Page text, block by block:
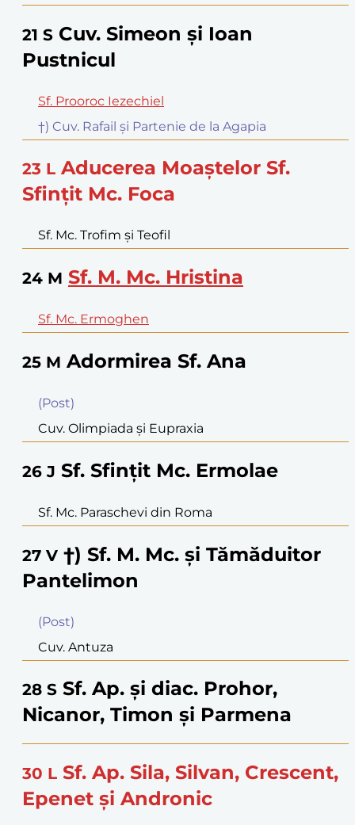
21 S Cuv. Simeon şi Ioan
Pustnicul
Sf. Prooroc Iezechiel
†) Cuv. Rafail şi Partenie de la Agapia
23 L Aducerea Moaştelor Sf.
Sfinţit Mc. Foca
Sf. Mc. Trofim şi Teofil
24 M Sf. M. Mc. Hristina
Sf. Mc. Ermoghen
25 M Adormirea Sf. Ana
(Post)
Cuv. Olimpiada şi Eupraxia
26 J Sf. Sfinţit Mc. Ermolae
Sf. Mc. Paraschevi din Roma
27 V †) Sf. M. Mc. şi Tămăduitor
Pantelimon
(Post)
Cuv. Antuza
28 S Sf. Ap. şi diac. Prohor,
Nicanor, Timon şi Parmena
30 L Sf. Ap. Sila, Silvan, Crescent,
Epenet şi Andronic